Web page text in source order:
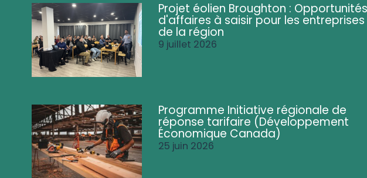
Projet éolien Broughton : Opportunités
d'affaires à saisir pour les entreprises
de la région
9 juillet 2026
Programme Initiative régionale de
réponse tarifaire (Développement
Économique Canada)
25 juin 2026